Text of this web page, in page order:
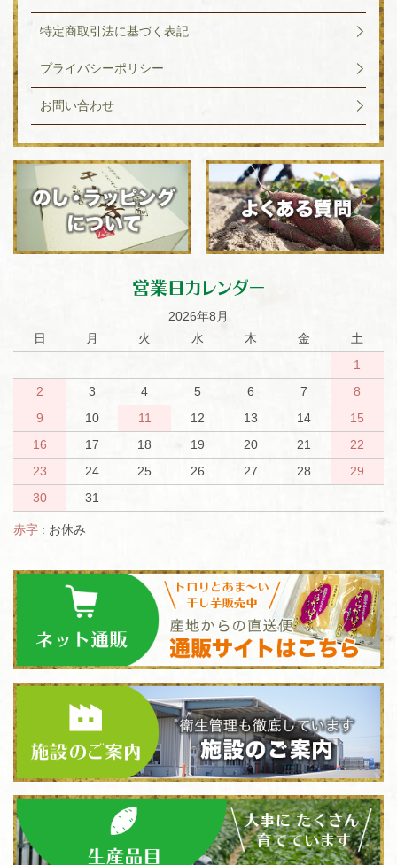
特定商取引法に基づく表記
プライバシーポリシー
お問い合わせ
営業日カレンダー
2026年8月
日
月 火 水 木 金
土
1
2
3 4 5 6 7
8
9
10 11 12 13 14
15
16
17 18 19 20 21
22
23
24 25 26 27 28
29
30
31
赤字 : お休み